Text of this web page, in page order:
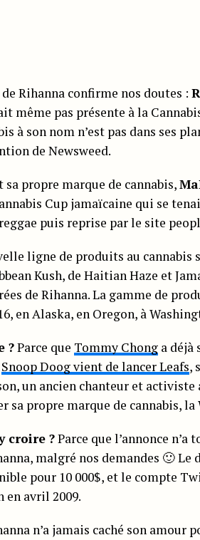
de Rihanna confirme nos doutes :
même pas présente à la
à son nom n’est pas dans ses
de Newsweed.
propre marque de cannabis,
Cup jamaïcaine qui se
puis reprise par le site
ligne de produits au cannabis
Kush, de Haitian Haze et
de Rihanna. La gamme de
en Alaska, en Oregon, à
?Parce que Tommy Chong a déjà
Snoop Doog vient de lancer Leafs,
un ancien chanteur et activiste
propre marque de cannabis, la
croire ?Parce que l’annonce n’a
malgré nos demandes 🙂 Le
pour 10 000$, et le compte
en avril 2009.
n’a jamais caché son amour